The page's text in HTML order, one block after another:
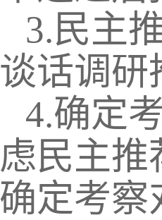
3.民主
谈话调研
4.确定
虑民主推
确定考察